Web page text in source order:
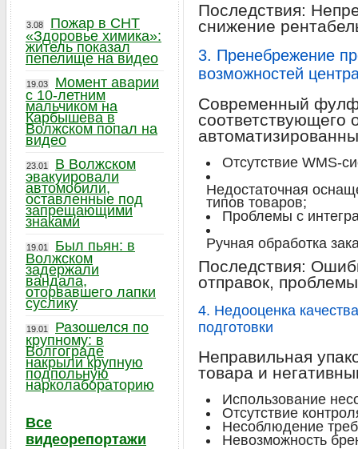
Последствия:
снижение
3. Пренебрежение
возможностей
Современный
соответствующего
Отсутствие WMS-
Недостаточная
типов товаров;
Проблемы с
Ручная обработка
Последствия:
отправок,
4. Недооценка
подготовки
Неправильная
товара и
Использование
Отсутствие
Несоблюдение
Невозможность
3.08
Пожар в СНТ
«Здоровье химика»:
житель показал
пепелище на видео
19.03
Момент аварии
с 10-летним
мальчиком на
Карбышева в
Волжском попал на
видео
23.01
В Волжском
эвакуировали
автомобили,
оставленные под
запрещающими
знаками
19.01
Был пьян: в
Волжском
задержали
вандала,
оторвавшего лапки
суслику
19.01
Разошелся по
крупному: в
Волгограде
накрыли крупную
подпольную
нарколабораторию
Все
видеорепортажи